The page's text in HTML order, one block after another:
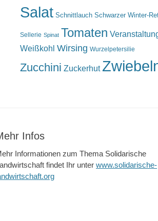
Salat Schnittlauch Schwarzer Winter-
Sellerie Spinat Tomaten
Weißkohl Wirsing Wurzelpetersilie
Zucchini Zuckerhut
Infos
Informationen zum Thema Solidarische
findet Ihr unter www.solidarische-